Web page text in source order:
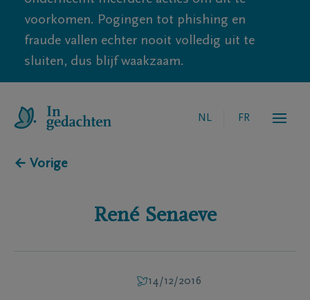
voorkomen. Pogingen tot phishing en
fraude vallen echter nooit volledig uit te
sluiten, dus blijf waakzaam.
NL FR
← Vorige
René Senaeve
14/12/2016